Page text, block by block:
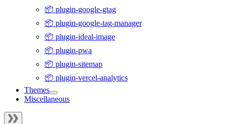
📦 plugin-google-gtag
📦 plugin-google-tag-manager
📦 plugin-ideal-image
📦 plugin-pwa
📦 plugin-sitemap
📦 plugin-vercel-analytics
Themes
Miscellaneous